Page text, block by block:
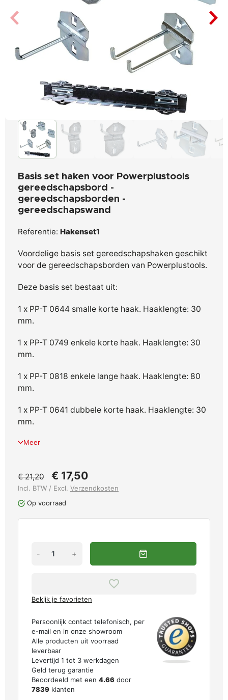
Basis set haken voor Powerplustools
gereedschapsbord -
gereedschapsborden -
gereedschapswand
Referentie: Hakenset1
Voordelige basis set gereedschapshaken geschikt
voor de gereedschapsborden van Powerplustools.
Deze basis set bestaat uit:
1 x PP-T 0644 smalle korte haak. Haaklengte: 30
mm.
1 x PP-T 0749 enkele korte haak. Haaklengte: 30
mm.
1 x PP-T 0818 enkele lange haak. Haaklengte: 80
mm.
1 x PP-T 0641 dubbele korte haak. Haaklengte: 30
mm.
Meer
€ 21,20 € 17,50
Incl. BTW / Excl. Verzendkosten
Op voorraad
- +
Bekijk je favorieten
Persoonlijk contact telefonisch, per
e-mail en in onze showroom
Alle producten uit voorraad
leverbaar
Levertijd 1 tot 3 werkdagen
Geld terug garantie
Beoordeeld met een 4.66 door
7839 klanten